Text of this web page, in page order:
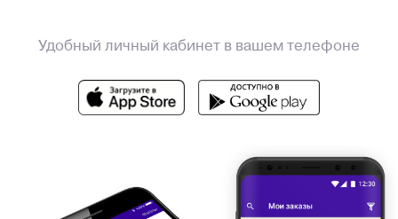
Удобный личный кабинет в вашем телефоне